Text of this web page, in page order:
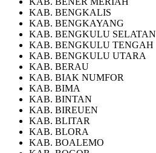
KAB. BENGKALIS
KAB. BENGKAYANG
KAB. BENGKULU SELATAN
KAB. BENGKULU TENGAH
KAB. BENGKULU UTARA
KAB. BERAU
KAB. BIAK NUMFOR
KAB. BIMA
KAB. BINTAN
KAB. BIREUEN
KAB. BLITAR
KAB. BLORA
KAB. BOALEMO